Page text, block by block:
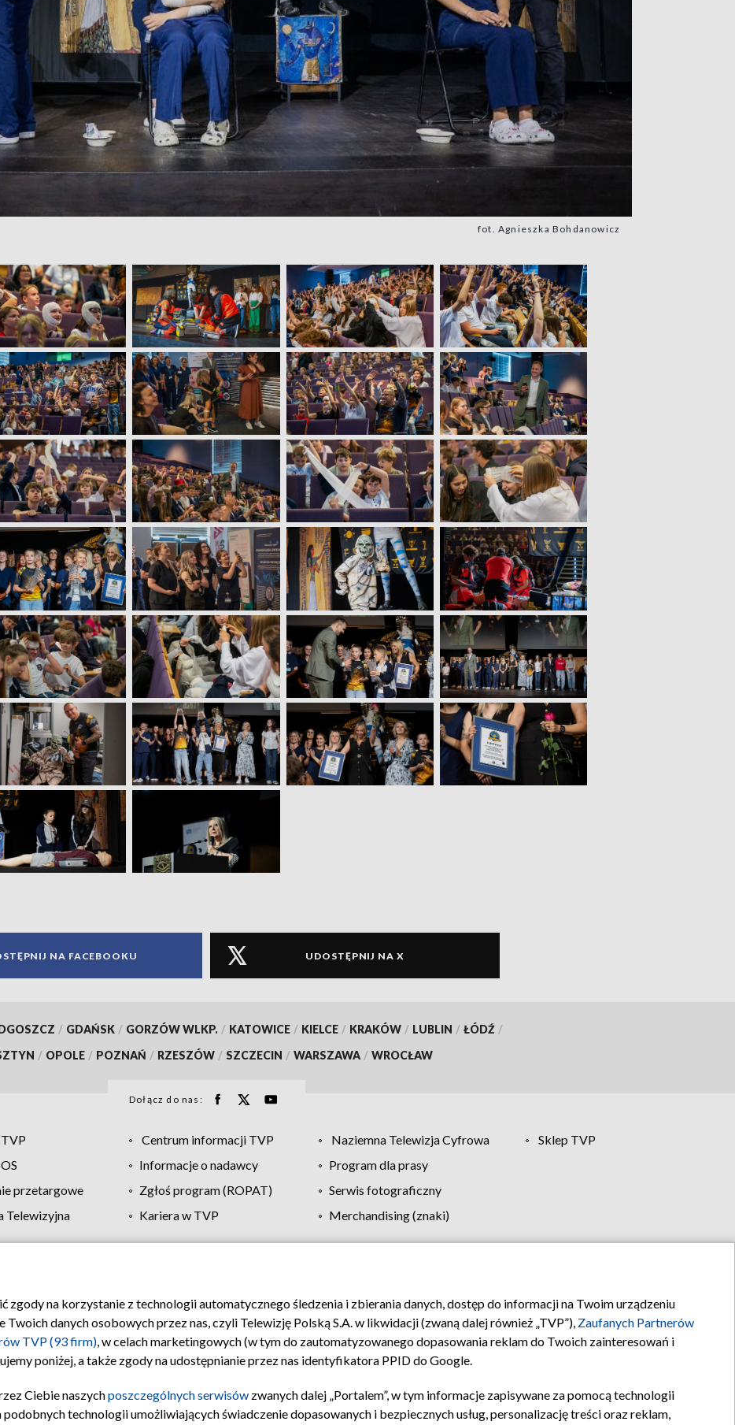
fot. Agnieszka Bohdanowicz
NA FACEBOOKU UDOSTĘPNIJ NA X
/ GDAŃSK / GORZÓW WLKP. / KATOWICE / KIELCE / KRAKÓW / LUBLIN / ŁÓDŹ /
/ OPOLE / POZNAŃ / RZESZÓW / SZCZECIN / WARSZAWA / WROCŁAW
Dołącz do nas:
Centrum informacji TVP Naziemna Telewizja Cyfrowa
Sklep TVP
Informacje o nadawcy
Program dla prasy
przetargowe Zgłoś program (ROPAT)
Serwis fotograficzny
Telewizyjna Kariera w TVP
Merchandising (znaki)
Polityka prywatności Moje zgody Pomoc Biuro reklamy Kontakt
na korzystanie z technologii automatycznego śledzenia i zbierania danych, dostęp do informacji na Twoim urządzeniu
danych osobowych przez nas, czyli Telewizję Polską S.A. w likwidacji (zwaną dalej również „TVP”), Zaufanych Partnerów
TVP (93 firm), w celach marketingowych (w tym do zautomatyzowanego dopasowania reklam do Twoich zainteresowań i
poniżej, a także zgody na udostępnianie przez nas identyfikatora PPID do Google.
Ciebie naszychposzczególnych serwisów zwanych dalej „Portalem”, w tym informacje zapisywane za pomocą technologii
technologii umożliwiających świadczenie dopasowanych i bezpiecznych usług, personalizację treści oraz reklam,